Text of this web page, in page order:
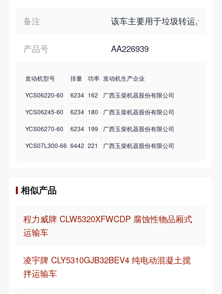
备注 该车主要用于垃圾转运,专用
产品号 AA226939
发动机型号 排量 功率 发动机生产企业
YCS06220-60
6234 162
广西玉柴机器股份有限公司
YCS06245-60
6234 180
广西玉柴机器股份有限公司
YCS06270-60
6234 199
广西玉柴机器股份有限公司
YCS07L300-66 6442 221 广西玉柴机器股份有限公司
相似产品
程力威牌 CLW5320XFWCDP 腐蚀性物品厢式
运输车
凌宇牌 CLY5310GJB32BEV4 纯电动混凝土搅
拌运输车